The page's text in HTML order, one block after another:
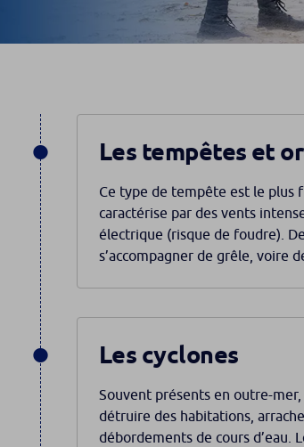
Les tempêtes et
Ce type de tempête est le plus
caractérise par des vents
électrique (risque de foudre).
s’accompagner de grêle, voire
Les cyclones
Souvent présents en outre-
détruire des habitations,
débordements de cours d’eau.